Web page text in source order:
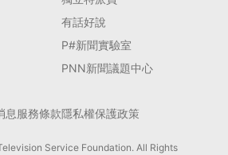
有話好說
P#新聞實驗室
PNN新聞議題中心
息服務條款隱私權保護政策
Service Foundation. All Rights